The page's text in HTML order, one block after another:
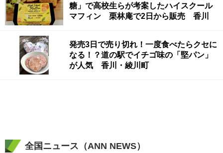
糖」で高校生らが考案したハイスクール
マフィン 栗林庵で2日から販売 香川
発売3日で売り切れ！一度食べたらクセに
なる！？道の駅でイチゴ味の「堅パン」
が人気 香川・綾川町
全国ニュース（ANN NEWS）